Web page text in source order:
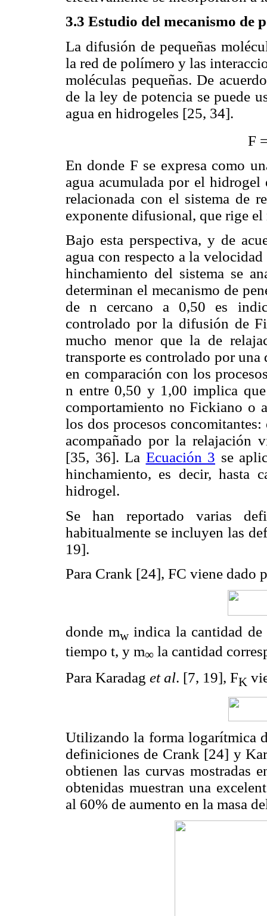
3.3 Estudio del mecanismo de
La difusión de pequeñas
la red de polímero y las
moléculas pequeñas. De
de la ley de potencia se puede
agua en hidrogeles [25, 34].
F
En donde F se expresa como
agua acumulada por el
relacionada con el sistema de
exponente difusional, que rige
Bajo esta perspectiva, y de
agua con respecto a la
hinchamiento del sistema se
determinan el mecanismo de
de n cercano a 0,50 es
controlado por la difusión de
mucho menor que la de
transporte es controlado por
en comparación con los
n entre 0,50 y 1,00 implica
comportamiento no Fickiano o
los dos procesos
acompañado por la relajación
[35, 36]. La Ecuación 3 se
hinchamiento, es decir, hasta
hidrogel.
Se han reportado varias
habitualmente se incluyen las
19].
Para Crank [24], FC viene dado
donde mwindica la cantidad de
tiempo t, y m∞ la cantidad
Para Karadag et al. [7, 19], FK
Utilizando la forma logarítmica
definiciones de Crank [24] y
obtienen las curvas mostradas
obtenidas muestran una
al 60% de aumento en la masa